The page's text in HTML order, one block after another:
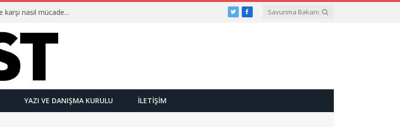
Ulusalcılar kimlerdir ve “Yetmez ama evet”çilere karşı nasıl mücadele ederler? TwitterFacebook
YAZI VE DANIŞMA KURULU İLETIŞIM